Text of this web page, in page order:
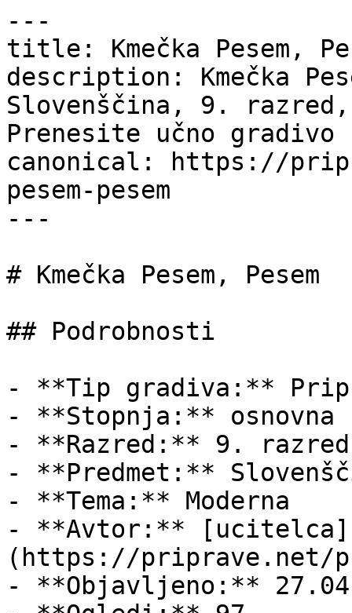
---
title: Kmečka Pesem,
description: Kmečka
Slovenščina, 9. razred,
Prenesite učno
canonical: https://
pesem-pesem
---
# Kmečka Pesem, Pesem
## Podrobnosti
- **Tip gradiva:**
- **Stopnja:** osnovna
- **Razred:** 9. razred
- **Predmet:**
- **Tema:** Moderna
- **Avtor:** [ucitelca]
(https://priprave.net/
- **Objavljeno:**